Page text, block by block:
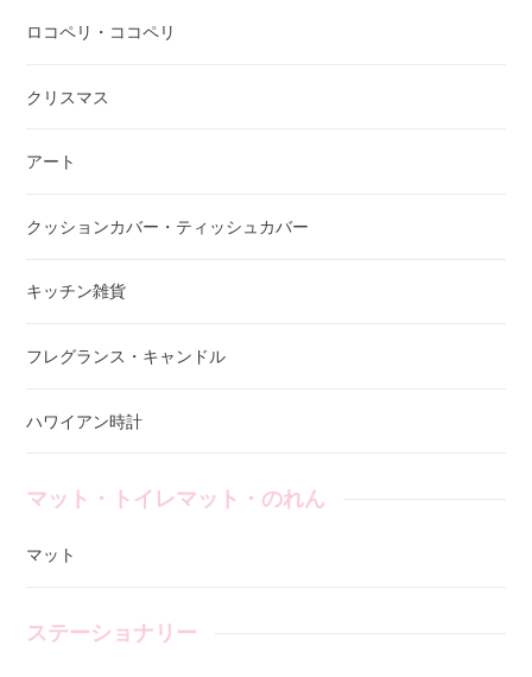
ロコペリ・ココペリ
クリスマス
アート
クッションカバー・ティッシュカバー
キッチン雑貨
フレグランス・キャンドル
ハワイアン時計
マット・トイレマット・のれん
マット
ステーショナリー